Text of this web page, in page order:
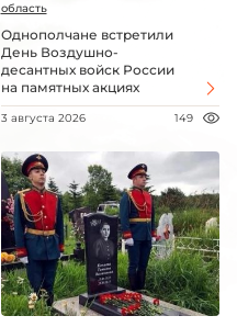
область
Однополчане встретили
День Воздушно-
десантных войск России
на памятных акциях
3 августа 2026 149